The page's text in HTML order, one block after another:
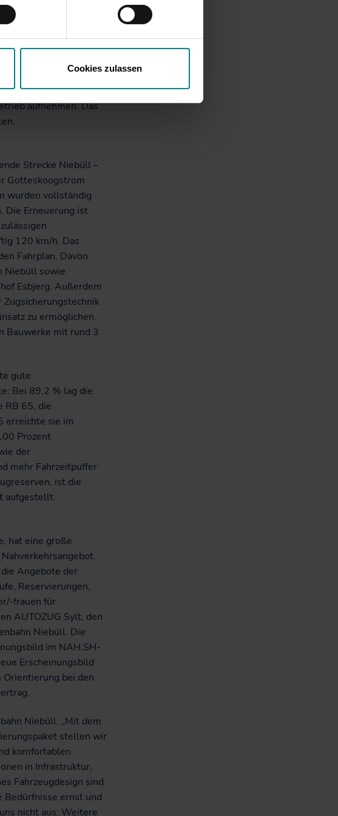
Cookies zulassen
NAH.SH-
sie für den
erhöht
Innenraum erfolgen
Ostern zwischen
aufnehmen. Das
Strecke Niebüll –
Gotteskoogstrom
wurden vollständig
Die Erneuerung ist
120 km/h. Das
Fahrplan. Davon
Niebüll sowie
Esbjerg. Außerdem
Zugsicherungstechnik
zu ermöglichen.
Bauwerke mit rund 3
gute
Bei 89,2 % lag die
RB 65, die
erreichte sie im
Prozent
der
mehr Fahrzeitpuffer
ist die
aufgestellt.
hat eine große
Angebote der
Reservierungen,
frauen für
AUTOZUG Sylt, den
Niebüll. Die
im NAH.SH-
Erscheinungsbild
bei den
Niebüll: „Mit dem
stellen wir
komfortablen
in Infrastruktur,
Fahrzeugdesign sind
Bedürfnisse ernst und
nicht aus: Weitere